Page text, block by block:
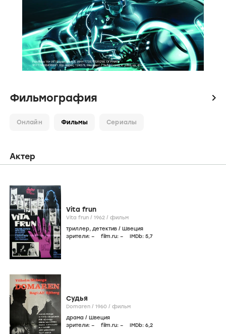
Фильмография icon
Онлайн Фильмы Сериалы
Актер
Vita frun
Vita frun / 1962 / фильм
триллер, детектив / Швеция
зрители: – film.ru: – IMDb: 5,7
Судья
Domaren / 1960 / фильм
драма / Швеция
зрители: – film.ru: – IMDb: 6,2